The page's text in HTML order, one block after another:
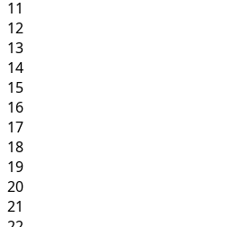
11
12
13
14
15
16
17
18
19
20
21